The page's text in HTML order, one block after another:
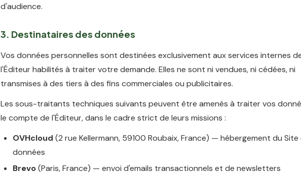
d'audience.
3. Destinataires des données
Vos données personnelles sont destinées exclusivement aux services internes
l'Éditeur habilités à traiter votre demande. Elles ne sont ni vendues, ni cédées, ni
transmises à des tiers à des fins commerciales ou publicitaires.
Les sous-traitants techniques suivants peuvent être amenés à traiter vos
le compte de l'Éditeur, dans le cadre strict de leurs missions :
OVHcloud (2 rue Kellermann, 59100 Roubaix, France) — hébergement du
données
Brevo(Paris, France) — envoi d'emails transactionnels et de newsletters